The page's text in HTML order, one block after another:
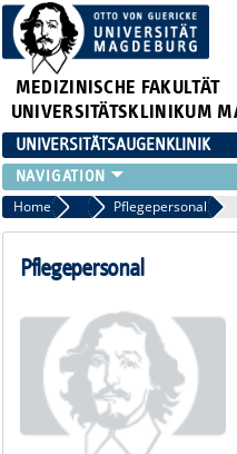
MEDIZINISCHE FAKULTÄT
UNIVERSITÄTSKLINIKUM
UNIVERSITÄTSAUGENKLINIK
AKTUELLES
KLINIK
TEAM
LEHRE
ZUWEISER
KONTAKT
Home Team Pflegepersonal
Pflegepersonal